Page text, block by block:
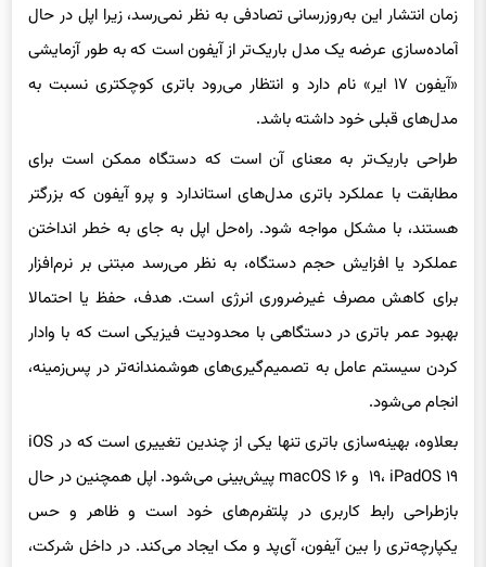
زمان انتشار این به‌روزرسانی تصادفی به نظر نمی‌رسد، زیرا اپل در حال
آماده‌سازی عرضه یک مدل باریک‌تر از آیفون است که به طور آزمایشی
«آیفون ۱۷ ایر» نام دارد و انتظار می‌رود باتری کوچکتری نسبت به
مدل‌های قبلی خود داشته باشد.
طراحی باریک‌تر به معنای آن است که دستگاه ممکن است برای
مطابقت با عملکرد باتری مدل‌های استاندارد و پرو آیفون که بزرگتر
هستند، با مشکل مواجه شود. راه‌حل اپل به جای به خطر انداختن
عملکرد یا افزایش حجم دستگاه، به نظر می‌رسد مبتنی بر نرم‌افزار
برای کاهش مصرف غیرضروری انرژی است. هدف، حفظ یا احتمالا
بهبود عمر باتری در دستگاهی با محدودیت فیزیکی است که با وادار
کردن سیستم عامل به تصمیم‌گیری‌های هوشمندانه‌تر در پس‌زمینه،
انجام می‌شود.
بعلاوه، بهینه‌سازی باتری تنها یکی از چندین تغییری است که در iOS
۱۹، iPadOS ۱۹ و macOS ۱۶ پیش‌بینی می‌شود. اپل همچنین در حال
بازطراحی رابط کاربری در پلتفرم‌های خود است و ظاهر و حس
یکپارچه‌تری را بین آیفون، آی‌پد و مک ایجاد می‌کند. در داخل شرکت،